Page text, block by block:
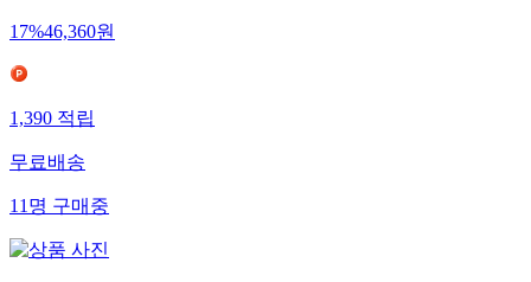
17%46,360원
1,390 적립
무료배송
11 명 구매중